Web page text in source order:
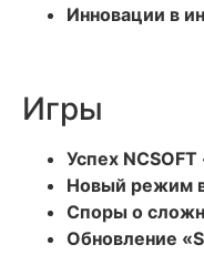
Инновации в
Игры
Успех
Новый режим
Споры о
Обновление